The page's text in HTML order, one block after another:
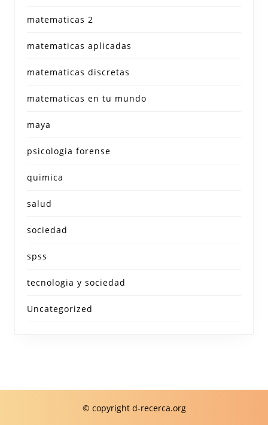
matematicas 2
matematicas aplicadas
matematicas discretas
matematicas en tu mundo
maya
psicologia forense
quimica
salud
sociedad
spss
tecnologia y sociedad
Uncategorized
© copyright d-recerca.org